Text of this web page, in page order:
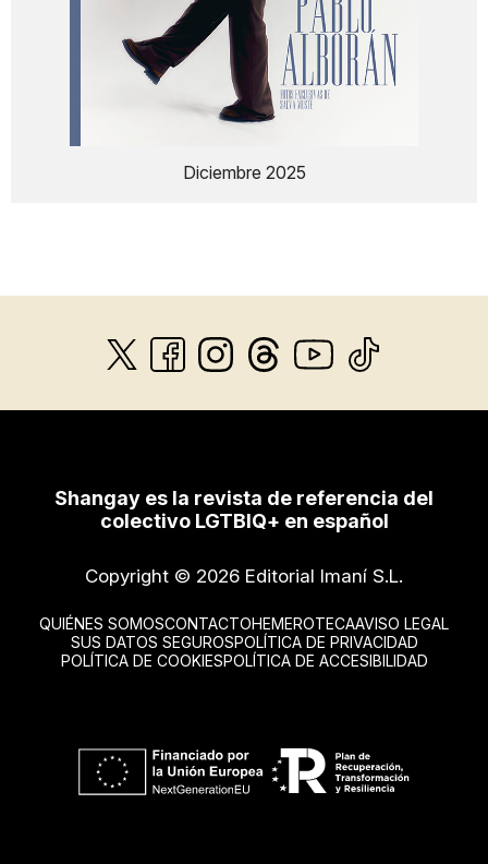
Diciembre 2025
Shangay es la revista de referencia del
colectivo LGTBIQ+ en español
Copyright © 2026 Editorial Imaní S.L.
QUIÉNES SOMOSCONTACTOHEMEROTECAAVISO LEGAL
SUS DATOS SEGUROSPOLÍTICA DE PRIVACIDAD
POLÍTICA DE COOKIESPOLÍTICA DE ACCESIBILIDAD